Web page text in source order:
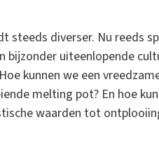
steeds diverser. Nu reeds
bijzonder uiteenlopende
kunnen we een
melting pot? En hoe
waarden tot